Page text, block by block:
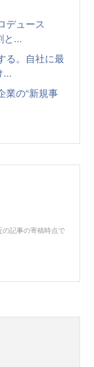
デュース
と...
る。自社に最
...
業の“新規事
記事の寄稿時点で